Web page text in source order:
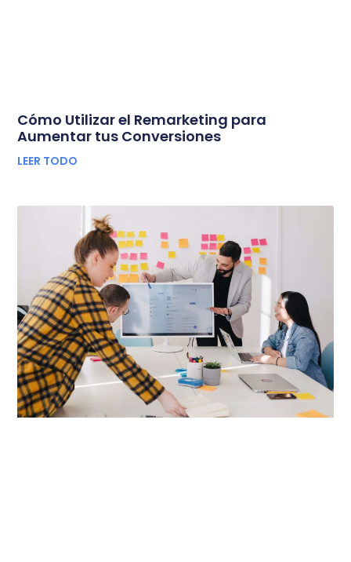
Cómo Utilizar el Remarketing para
Aumentar tus Conversiones
LEER TODO